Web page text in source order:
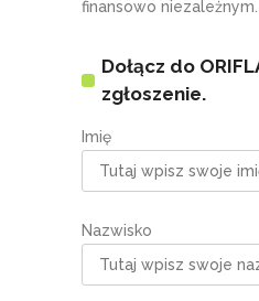
finansowo niezależnym.
Dołącz do
zgłoszenie.
Imię
Nazwisko